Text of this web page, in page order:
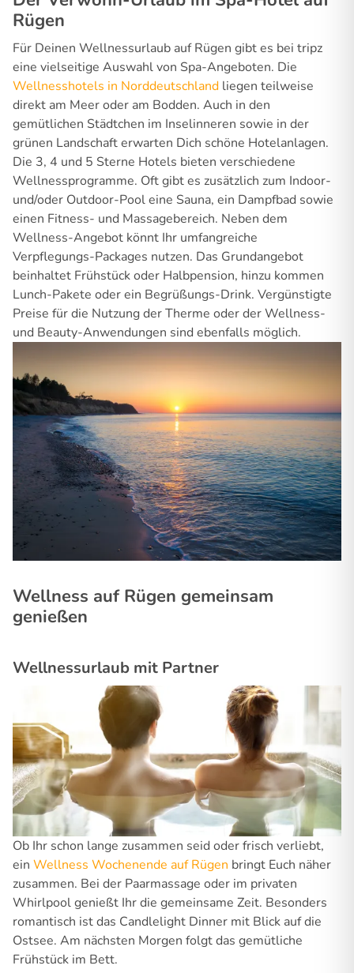
Rügen
Für Deinen Wellnessurlaub auf Rügen gibt es bei tripz
eine vielseitige Auswahl von Spa-Angeboten. Die
Wellnesshotels in Norddeutschland liegen teilweise
direkt am Meer oder am Bodden. Auch in den
gemütlichen Städtchen im Inselinneren sowie in der
grünen Landschaft erwarten Dich schöne Hotelanlagen.
Die 3, 4 und 5 Sterne Hotels bieten verschiedene
Wellnessprogramme. Oft gibt es zusätzlich zum Indoor-
und/oder Outdoor-Pool eine Sauna, ein Dampfbad sowie
einen Fitness- und Massagebereich. Neben dem
Wellness-Angebot könnt Ihr umfangreiche
Verpflegungs-Packages nutzen. Das Grundangebot
beinhaltet Frühstück oder Halbpension, hinzu kommen
Lunch-Pakete oder ein Begrüßungs-Drink. Vergünstigte
Preise für die Nutzung der Therme oder der Wellness-
und Beauty-Anwendungen sind ebenfalls möglich.
Wellness auf Rügen gemeinsam
genießen
Wellnessurlaub mit Partner
Ob Ihr schon lange zusammen seid oder frisch verliebt,
ein Wellness Wochenende auf Rügen bringt Euch näher
zusammen. Bei der Paarmassage oder im privaten
Whirlpool genießt Ihr die gemeinsame Zeit. Besonders
romantisch ist das Candlelight Dinner mit Blick auf die
Ostsee. Am nächsten Morgen folgt das gemütliche
Frühstück im Bett.